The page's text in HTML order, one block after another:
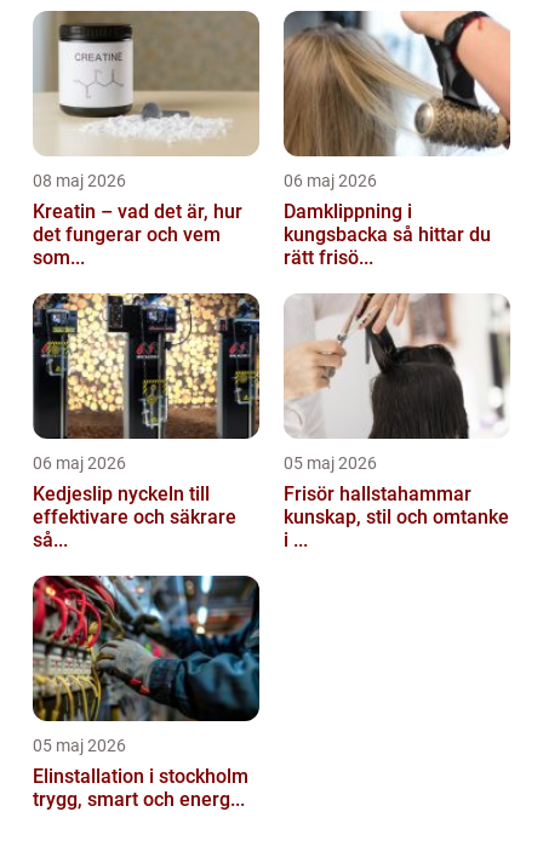
08 maj 2026
Kreatin – vad det är, hur
det fungerar och vem
som...
06 maj 2026
Damklippning i
kungsbacka så hittar du
rätt frisö...
06 maj 2026
Kedjeslip nyckeln till
effektivare och säkrare
så...
05 maj 2026
Frisör hallstahammar
kunskap, stil och omtanke
i ...
05 maj 2026
Elinstallation i stockholm
trygg, smart och energ...